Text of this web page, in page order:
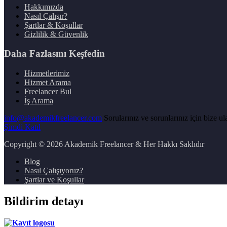
Hakkımızda
Nasıl Çalışır?
Şartlar & Koşullar
Gizlilik & Güvenlik
Daha Fazlasını Keşfedin
Hizmetlerimiz
Hizmet Arama
Freelancer Bul
İş Arama
info@akademikfreelancer.com Sorularınız ve sorunlarınız için bize
Şimdi Katıl
Copyright © 2026 Akademik Freelancer & Her Hakkı Saklıdır
Blog
Nasıl Çalışıyoruz?
Şartlar ve Koşullar
Bildirim detayı